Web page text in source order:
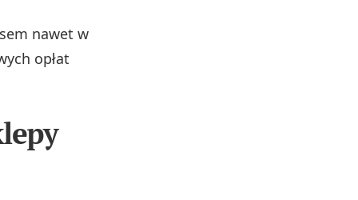
nawet w
opłat